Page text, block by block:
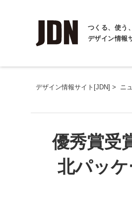
つくる、使う
デザイン情報
デザイン情報サイト[JDN] > ニ
優秀賞受
北パッ